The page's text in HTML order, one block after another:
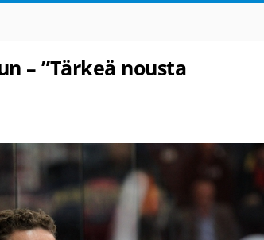
– ”Tärkeä nousta